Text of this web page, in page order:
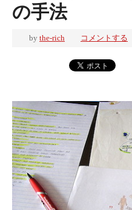
の手法
by the-rich コメントする